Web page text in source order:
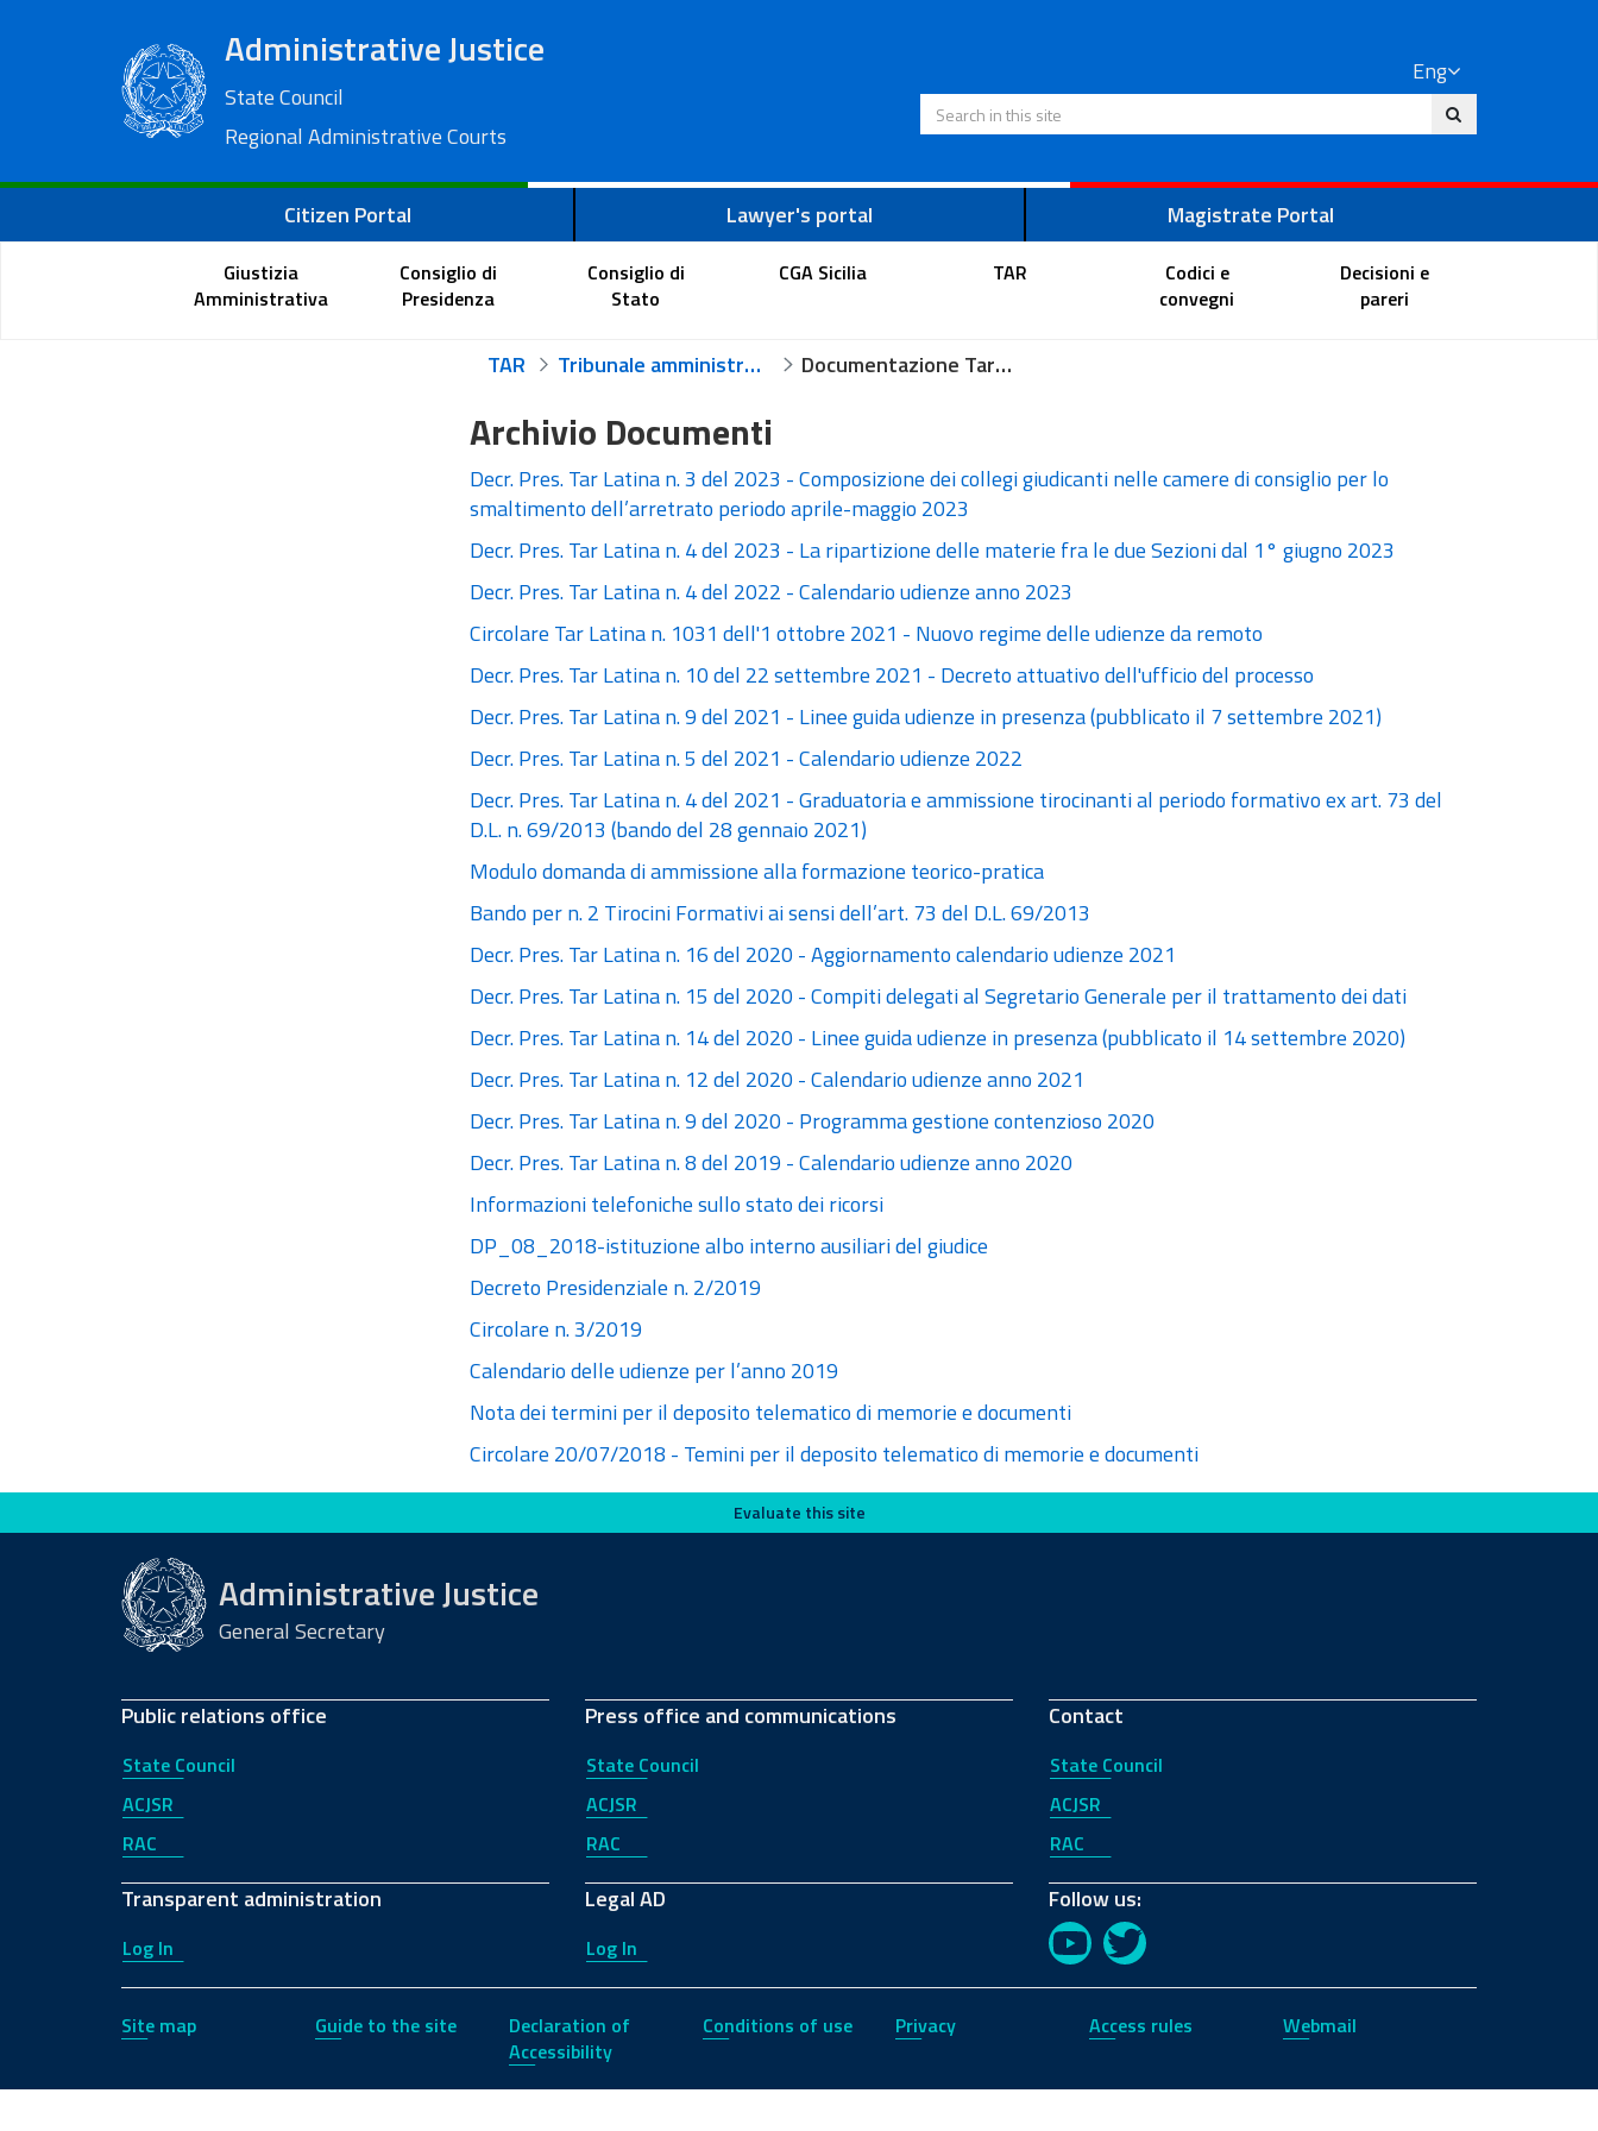
Administrative Justice
State Council
Regional Administrative Courts
Eng
Search in this site
Citizen Portal Lawyer's portal Magistrate Portal
Giustizia
Amministrativa
Consiglio di
Presidenza
Consiglio di
Stato
CGA Sicilia TAR
Codici e
convegni
Decisioni e
pareri
TAR Tribunale amministrativo regionale per il Lazio - Latina Documentazione Tar Latina
Archivio Documenti
Decr. Pres. Tar Latina n. 3 del 2023 - Composizione dei collegi giudicanti nelle camere di consiglio per lo
smaltimento dell’arretrato periodo aprile-maggio 2023
Decr. Pres. Tar Latina n. 4 del 2023 - La ripartizione delle materie fra le due Sezioni dal 1° giugno 2023
Decr. Pres. Tar Latina n. 4 del 2022 - Calendario udienze anno 2023
Circolare Tar Latina n. 1031 dell'1 ottobre 2021 - Nuovo regime delle udienze da remoto
Decr. Pres. Tar Latina n. 10 del 22 settembre 2021 - Decreto attuativo dell'ufficio del processo
Decr. Pres. Tar Latina n. 9 del 2021 - Linee guida udienze in presenza (pubblicato il 7 settembre 2021)
Decr. Pres. Tar Latina n. 5 del 2021 - Calendario udienze 2022
Decr. Pres. Tar Latina n. 4 del 2021 - Graduatoria e ammissione tirocinanti al periodo formativo ex art. 73 del
D.L. n. 69/2013 (bando del 28 gennaio 2021)
Modulo domanda di ammissione alla formazione teorico-pratica
Bando per n. 2 Tirocini Formativi ai sensi dell’art. 73 del D.L. 69/2013
Decr. Pres. Tar Latina n. 16 del 2020 - Aggiornamento calendario udienze 2021
Decr. Pres. Tar Latina n. 15 del 2020 - Compiti delegati al Segretario Generale per il trattamento dei dati
Decr. Pres. Tar Latina n. 14 del 2020 - Linee guida udienze in presenza (pubblicato il 14 settembre 2020)
Decr. Pres. Tar Latina n. 12 del 2020 - Calendario udienze anno 2021
Decr. Pres. Tar Latina n. 9 del 2020 - Programma gestione contenzioso 2020
Decr. Pres. Tar Latina n. 8 del 2019 - Calendario udienze anno 2020
Informazioni telefoniche sullo stato dei ricorsi
DP_08_2018-istituzione albo interno ausiliari del giudice
Decreto Presidenziale n. 2/2019
Circolare n. 3/2019
Calendario delle udienze per l’anno 2019
Nota dei termini per il deposito telematico di memorie e documenti
Circolare 20/07/2018 - Temini per il deposito telematico di memorie e documenti
Evaluate this site Evaluate this site
Administrative Justice
General Secretary
Public relations office
State Council
ACJSR
RAC
Transparent administration
Log In
Press office and communications
State Council
ACJSR
RAC
Legal AD
Log In
Contact
State Council
ACJSR
RAC
Follow us:
YouTubeTwitter
Site map Guide to the site
Declaration of
Accessibility
Conditions of use Privacy Access rules Webmail